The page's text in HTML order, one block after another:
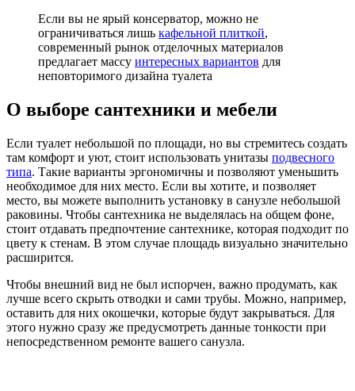
Если вы не ярый консерватор, можно не
ограничиваться лишь кафельной плиткой,
современный рынок отделочных материалов
предлагает массу интересных вариантов для
неповторимого дизайна туалета
О выборе сантехники и мебели
Если туалет небольшой по площади, но вы стремитесь создать
там комфорт и уют, стоит использовать унитазы подвесного
типа. Такие варианты эргономичны и позволяют уменьшить
необходимое для них место. Если вы хотите, и позволяет
место, вы можете выполнить установку в санузле небольшой
раковины. Чтобы сантехника не выделялась на общем фоне,
стоит отдавать предпочтение сантехнике, которая подходит по
цвету к стенам. В этом случае площадь визуально значительно
расширится.
Чтобы внешний вид не был испорчен, важно продумать, как
лучше всего скрыть отводки и сами трубы. Можно, например,
оставить для них окошечки, которые будут закрываться. Для
этого нужно сразу же предусмотреть данные тонкости при
непосредственном ремонте вашего санузла.